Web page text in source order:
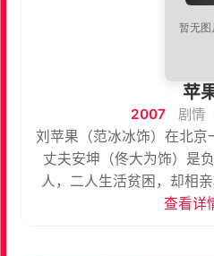
苹
2007 剧情
刘苹果（范冰冰饰）在北京
丈夫安坤（佟大为饰）是
人，二人生活贫困，却相
（梁家辉饰）是个好色的港
查看详